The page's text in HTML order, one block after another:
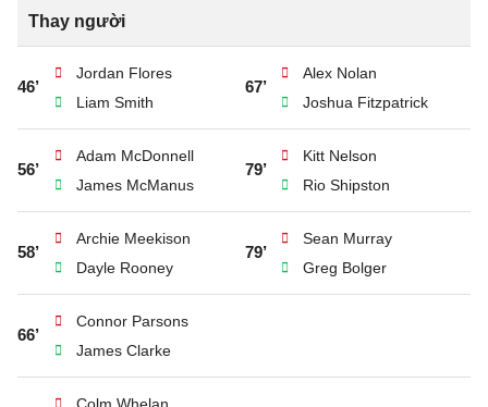
Thay người
46’
Jordan Flores
Liam Smith
67’
Alex Nolan
Joshua Fitzpatrick
56’
Adam McDonnell
James McManus
79’
Kitt Nelson
Rio Shipston
58’
Archie Meekison
Dayle Rooney
79’
Sean Murray
Greg Bolger
66’
Connor Parsons
James Clarke